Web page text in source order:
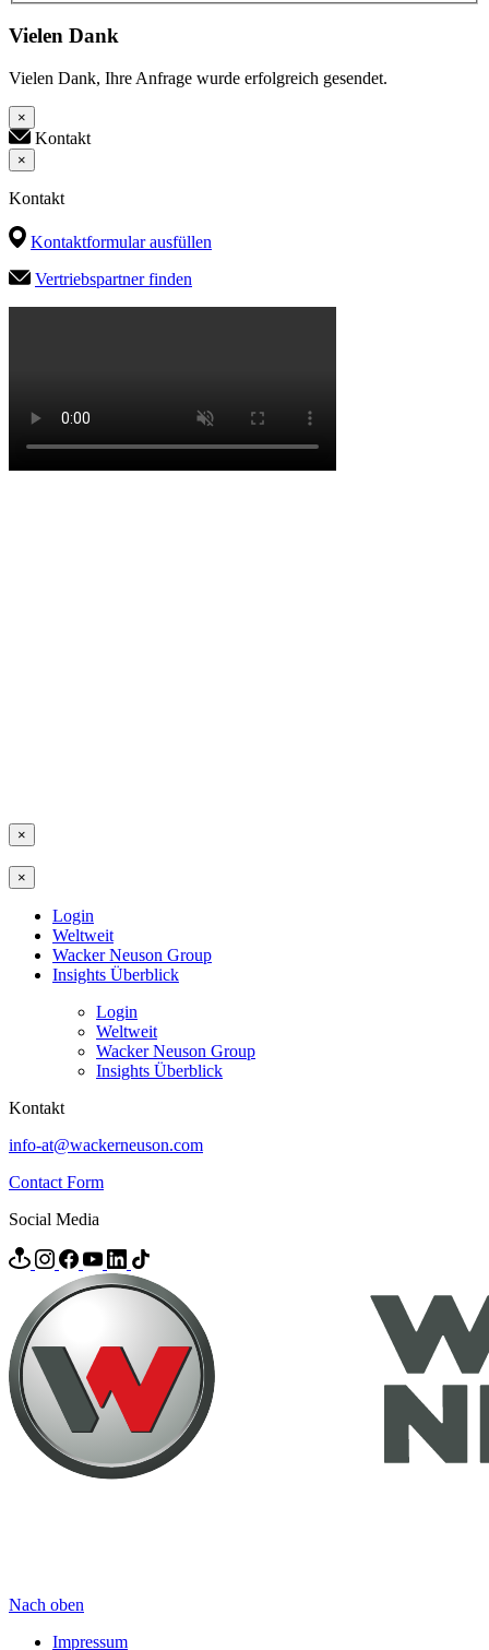
Vielen Dank
Vielen Dank, Ihre Anfrage wurde erfolgreich gesendet.
×
Kontakt
×
Kontakt
Kontaktformular ausfüllen
Vertriebspartner finden
×
×
Login
Weltweit
Wacker Neuson Group
Insights Überblick
Login
Weltweit
Wacker Neuson Group
Insights Überblick
Kontakt
info-at@wackerneuson.com
Contact Form
Social Media
Nach oben
Impressum